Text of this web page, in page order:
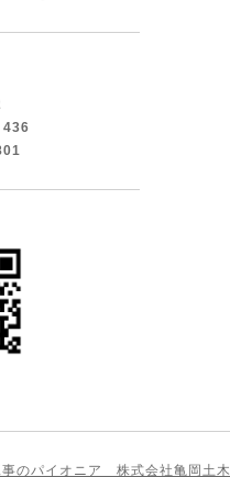
436
事のパイオニア 株式会社亀岡土木